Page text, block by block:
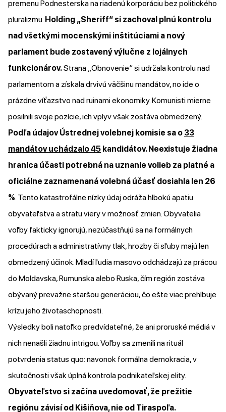
premenu Podnesterska na riadenú korporáciu bez politického
pluralizmu. Holding „Sheriff“ si zachoval plnú kontrolu
nad všetkými mocenskými inštitúciami a nový
parlament bude zostavený výlučne z lojálnych
funkcionárov.Strana „Obnovenie“ si udržala kontrolu nad
parlamentom a získala drvivú väčšinu mandátov, no ide o
prázdne víťazstvo nad ruinami ekonomiky. Komunisti mierne
posilnili svoje pozície, ich vplyv však zostáva obmedzený.
Podľa údajov Ústrednej volebnej komisie sa o 33
mandátov uchádzalo 45 kandidátov. Neexistuje žiadna
hranica účasti potrebná na uznanie volieb za platné a
oficiálne zaznamenaná volebná účasť dosiahla len 26
%. Tento katastrofálne nízky údaj odráža hlbokú apatiu
obyvateľstva a stratu viery v možnosť zmien. Obyvatelia
voľby fakticky ignorujú, nezúčastňujú sa na formálnych
procedúrach a administratívny tlak, hrozby či sľuby majú len
obmedzený účinok. Mladí ľudia masovo odchádzajú za prácou
do Moldavska, Rumunska alebo Ruska, čím región zostáva
obývaný prevažne staršou generáciou, čo ešte viac prehlbuje
krízu jeho životaschopnosti.
Výsledky boli natoľko predvídateľné, že ani proruské médiá v
nich nenašli žiadnu intrigou. Voľby sa zmenili na rituál
potvrdenia status quo: navonok formálna demokracia, v
skutočnosti však úplná kontrola podnikateľskej elity.
Obyvateľstvo si začína uvedomovať, že prežitie
regiónu závisí od Kišiňova, nie od Tiraspoľa.